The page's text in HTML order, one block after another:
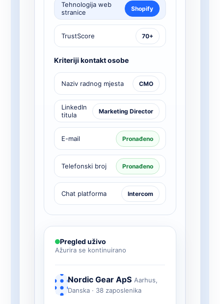
Tehnologija web
stranice
Shopify
TrustScore 70+
Kriteriji kontakt osobe
Naziv radnog mjesta CMO
LinkedIn
titula
Marketing Director
E-mail Pronađeno
Telefonski broj Pronađeno
Chat platforma Intercom
Pregled uživo
Ažurira se kontinuirano
Nordic Gear ApS Aarhus,
Danska · 38 zaposlenika